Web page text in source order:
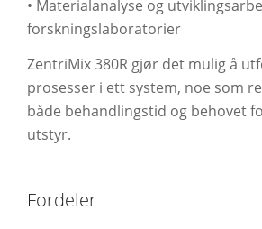
• Materialanalyse og
forskningslaboratorier
ZentriMix 380R gjør det mulig å
prosesser i ett system, noe som
både behandlingstid og behovet
utstyr.
Fordeler